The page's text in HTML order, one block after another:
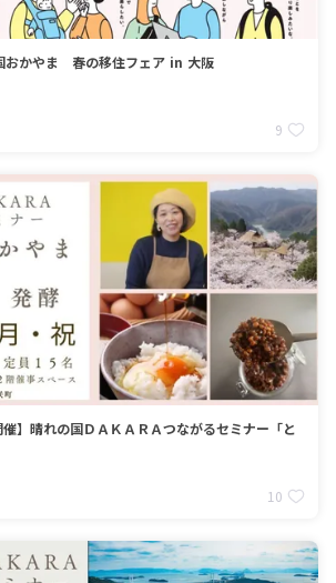
‼ 晴れの国おかやま 春の移住フェア in 大阪
9
催】晴れの国ＤＡＫＡＲＡつながるセミナー「と
10